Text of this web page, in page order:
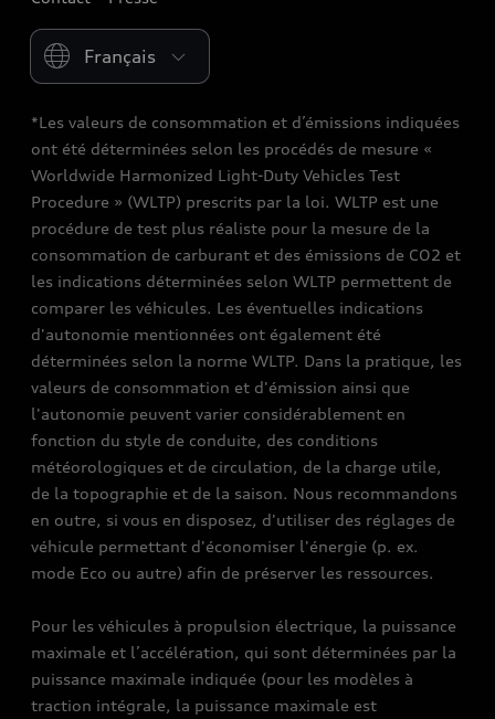
Please select country
*Les valeurs de consommation et d’émissions indiquées
ont été déterminées selon les procédés de mesure «
Worldwide Harmonized Light-Duty Vehicles Test
Procedure » (WLTP) prescrits par la loi. WLTP est une
procédure de test plus réaliste pour la mesure de la
consommation de carburant et des émissions de CO2 et
les indications déterminées selon WLTP permettent de
comparer les véhicules. Les éventuelles indications
d'autonomie mentionnées ont également été
déterminées selon la norme WLTP. Dans la pratique, les
valeurs de consommation et d'émission ainsi que
l'autonomie peuvent varier considérablement en
fonction du style de conduite, des conditions
météorologiques et de circulation, de la charge utile,
de la topographie et de la saison. Nous recommandons
en outre, si vous en disposez, d'utiliser des réglages de
véhicule permettant d'économiser l'énergie (p. ex.
mode Eco ou autre) afin de préserver les ressources.
Pour les véhicules à propulsion électrique, la puissance
maximale et l’accélération, qui sont déterminées par la
puissance maximale indiquée (pour les modèles à
traction intégrale, la puissance maximale est